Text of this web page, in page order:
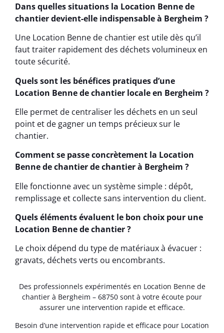
Dans quelles situations la Location Benne de
chantier devient-elle indispensable à Bergheim ?
Une Location Benne de chantier est utile dès qu’il
faut traiter rapidement des déchets volumineux en
toute sécurité.
Quels sont les bénéfices pratiques d’une
Location Benne de chantier locale en Bergheim ?
Elle permet de centraliser les déchets en un seul
point et de gagner un temps précieux sur le
chantier.
Comment se passe concrètement la Location
Benne de chantier de chantier à Bergheim ?
Elle fonctionne avec un système simple : dépôt,
remplissage et collecte sans intervention du client.
Quels éléments évaluent le bon choix pour une
Location Benne de chantier ?
Le choix dépend du type de matériaux à évacuer :
gravats, déchets verts ou encombrants.
Des professionnels expérimentés en Location Benne de
chantier à Bergheim – 68750 sont à votre écoute pour
assurer une intervention rapide et efficace.
Besoin d’une intervention rapide et efficace pour Location